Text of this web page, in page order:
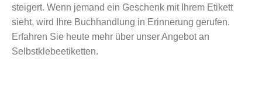
steigert. Wenn jemand ein Geschenk mit Ihrem Etikett
sieht, wird Ihre Buchhandlung in Erinnerung gerufen.
Erfahren Sie heute mehr über unser Angebot an
Selbstklebeetiketten.